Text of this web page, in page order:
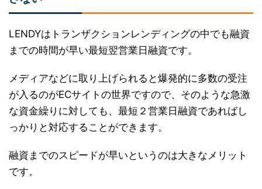
LENDYはトランザクションレンディングの中でも融資
までの時間が早い最短翌営業日融資です。
メディアなどに取り上げられると爆発的に多数の受注
が入るのがECサイトの世界ですので、そのような急激
な資金繰りに対しても、最短２営業日融資であればし
っかりと対応することができます。
融資までのスピードが早いというのは大きなメリット
です。